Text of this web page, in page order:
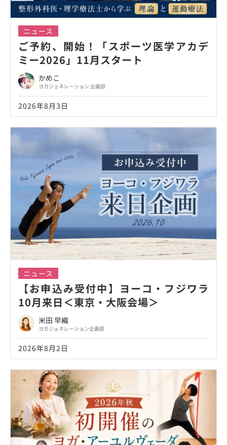
ニュース
ご予約、開始！「スポーツ医学アカデ
ミー2026」11月スタート
かめこ
ヨガジェネレーション 企画部
2026年8月3日
ニュース
【お申込み受付中】ヨーコ・フジワラ
10月来日＜東京・大阪会場＞
米田 早織
ヨガジェネレーション企画部
2026年8月2日